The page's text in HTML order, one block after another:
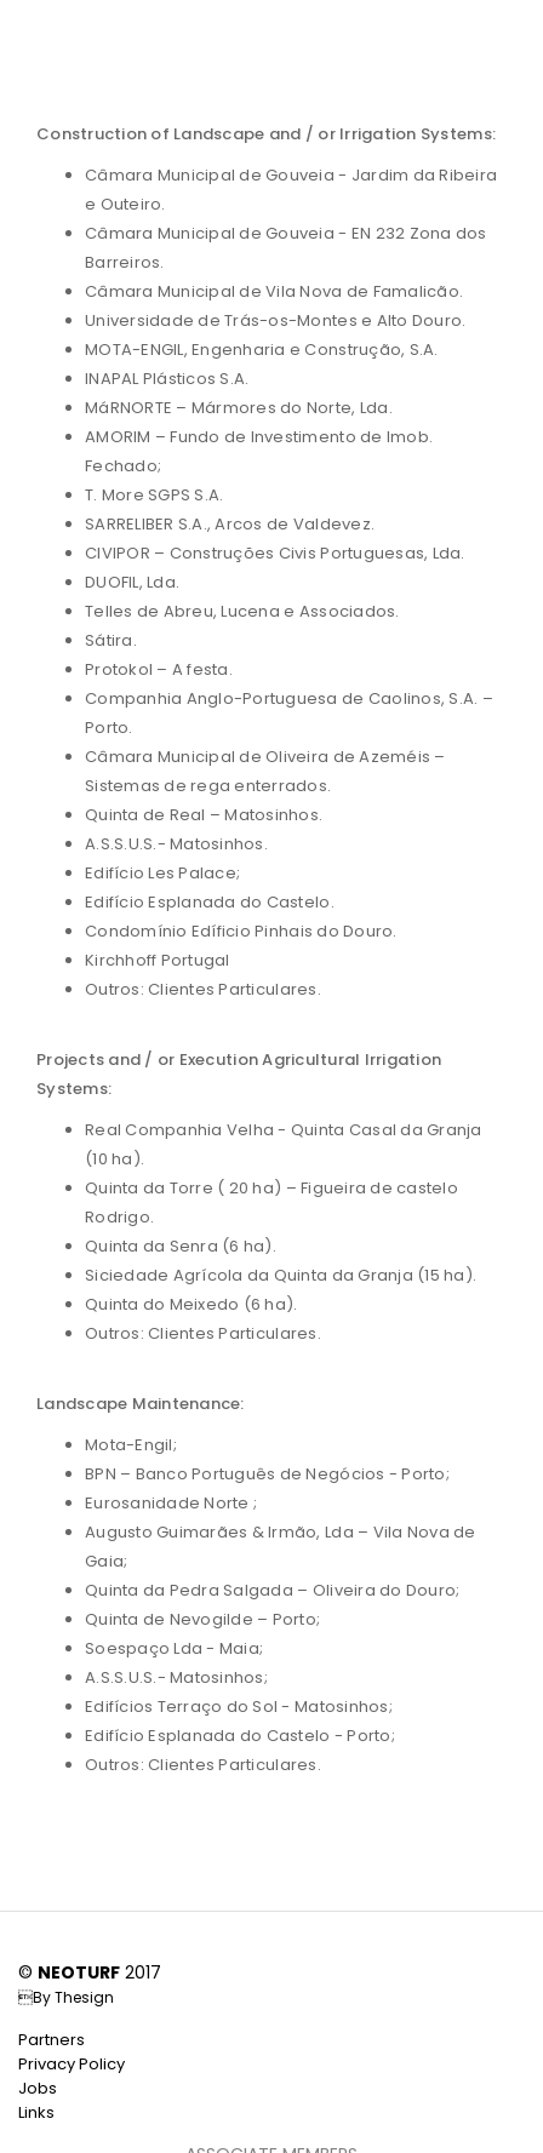
Construction of Landscape and / or Irrigation Systems:
Câmara Municipal de Gouveia - Jardim da Ribeira
e Outeiro.
Câmara Municipal de Gouveia - EN 232 Zona dos
Barreiros.
Câmara Municipal de Vila Nova de Famalicão.
Universidade de Trás-os-Montes e Alto Douro.
MOTA-ENGIL, Engenharia e Construção, S.A.
INAPAL Plásticos S.A.
MáRNORTE – Mármores do Norte, Lda.
AMORIM – Fundo de Investimento de Imob.
Fechado;
T. More SGPS S.A.
SARRELIBER S.A., Arcos de Valdevez.
CIVIPOR – Construções Civis Portuguesas, Lda.
DUOFIL, Lda.
Telles de Abreu, Lucena e Associados.
Sátira.
Protokol – A festa.
Companhia Anglo-Portuguesa de Caolinos, S.A. –
Porto.
Câmara Municipal de Oliveira de Azeméis –
Sistemas de rega enterrados.
Quinta de Real – Matosinhos.
A.S.S.U.S.- Matosinhos.
Edifício Les Palace;
Edifício Esplanada do Castelo.
Condomínio Edíficio Pinhais do Douro.
Kirchhoff Portugal
Outros: Clientes Particulares.
Projects and / or Execution Agricultural Irrigation
Systems:
Real Companhia Velha - Quinta Casal da Granja
(10 ha).
Quinta da Torre ( 20 ha) – Figueira de castelo
Rodrigo.
Quinta da Senra (6 ha).
Siciedade Agrícola da Quinta da Granja (15 ha).
Quinta do Meixedo (6 ha).
Outros: Clientes Particulares.
Landscape Maintenance:
Mota-Engil;
BPN – Banco Português de Negócios - Porto;
Eurosanidade Norte ;
Augusto Guimarães & Irmão, Lda – Vila Nova de
Gaia;
Quinta da Pedra Salgada – Oliveira do Douro;
Quinta de Nevogilde – Porto;
Soespaço Lda - Maia;
A.S.S.U.S.- Matosinhos;
Edifícios Terraço do Sol - Matosinhos;
Edifício Esplanada do Castelo - Porto;
Outros: Clientes Particulares.
© NEOTURF 2017
ByThesign
Partners
Privacy Policy
Jobs
Links